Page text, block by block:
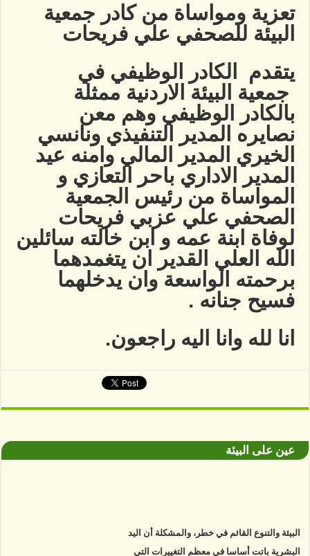
للصحفي
علي
فريحات
مغلقة
تعزية ومواساة من كادر جمعية
البيئة للصحفي علي فريحات
يتقدم الكادر الوظيفي في
جمعية البيئة الاردنية ممثلة
بالكادر الوظيفي وهم معن
نصايره المدير التنفيذي ونانسي
الخيري المدير المالي وامنه عيد
المدير الاداري باحر التعازي و
المواساة من رئيس الجمعية
الصحفي علي عزبي فريحات
لوفاة ابنة عمه و ابن خالته سائلين
الله العلي القدير ان يتغمدهما
برحمته الواسعة وان يدخلهما
فسيح جنانه .
انا لله وانا اليه راجعون.
عين على البيئة
البيئة والتنوع القائم في خطر، والمشكلة أن اليد
البشرية باتت أساسا في معظم التغييرات التي